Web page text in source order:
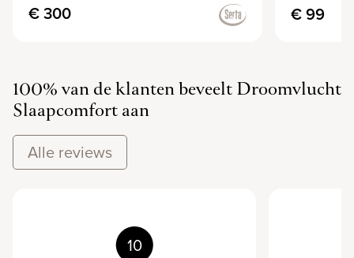
€ 300 € 99
100% van de klanten beveelt Droomvlucht
Slaapcomfort aan
Alle reviews
10